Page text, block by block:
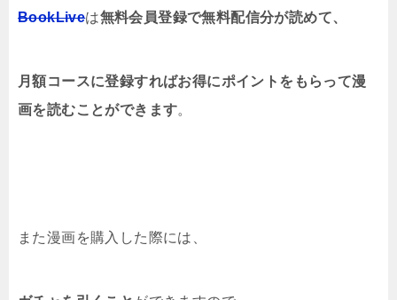
BookLiveは無料会員登録で無料配信分が読めて、
月額コースに登録すればお得にポイントをもらって漫
画を読むことができます。
また漫画を購入した際には、